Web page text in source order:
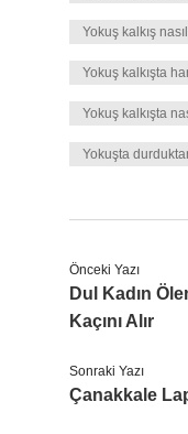
Yokuş kalkış nasıl
Yokuş kalkışta
Yokuş kalkışta
Yokuşta
Önceki Yazı
Dul Kadın
Kaçını Alır
Sonraki Yazı
Çanakkale